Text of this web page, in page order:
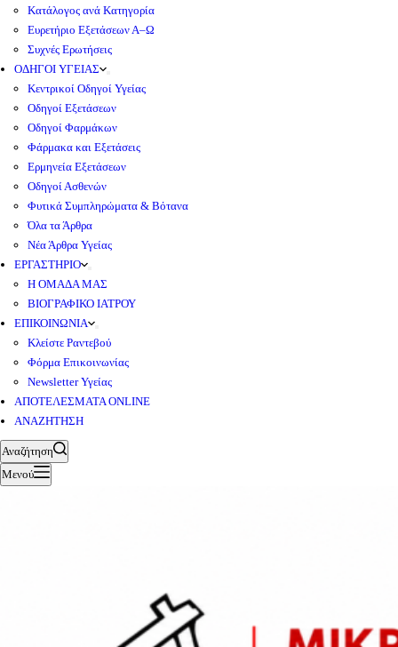
Κατάλογος ανά Κατηγορία
Ευρετήριο Εξετάσεων Α–Ω
Συχνές Ερωτήσεις
ΟΔΗΓΟΙ ΥΓΕΙΑΣ
Κεντρικοί Οδηγοί Υγείας
Οδηγοί Εξετάσεων
Οδηγοί Φαρμάκων
Φάρμακα και Εξετάσεις
Ερμηνεία Εξετάσεων
Οδηγοί Ασθενών
Φυτικά Συμπληρώματα & Βότανα
Όλα τα Άρθρα
Νέα Άρθρα Υγείας
ΕΡΓΑΣΤΗΡΙΟ
Η ΟΜΑΔΑ ΜΑΣ
ΒΙΟΓΡΑΦΙΚΟ ΙΑΤΡΟΥ
ΕΠΙΚΟΙΝΩΝΙΑ
Κλείστε Ραντεβού
Φόρμα Επικοινωνίας
Newsletter Υγείας
ΑΠΟΤΕΛΕΣΜΑΤΑ ONLINE
ΑΝΑΖΗΤΗΣΗ
Αναζήτηση
Μενού